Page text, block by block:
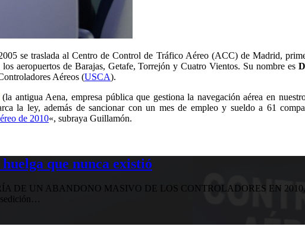
se traslada al Centro de Control de Tráfico Aéreo (ACC) de Madrid,
aeropuertos de Barajas, Getafe, Torrejón y Cuatro Vientos. Su nombre es
Aéreos (USCA).
(la antigua Aena, empresa pública que gestiona la navegación aérea en
la ley, además de sancionar con un mes de empleo y sueldo a 61
de 2010«, subraya Guillamón.
que nunca existió
DE UN ABANDONO MASIVO DE LOS CONTROLADORES EN
sedición…